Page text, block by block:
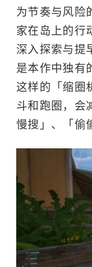
为节奏与风险
家在岛上的行
深入探索与提
是本作中独有
这样的「缩圈
斗和跑圈，会
慢搜」、「偷